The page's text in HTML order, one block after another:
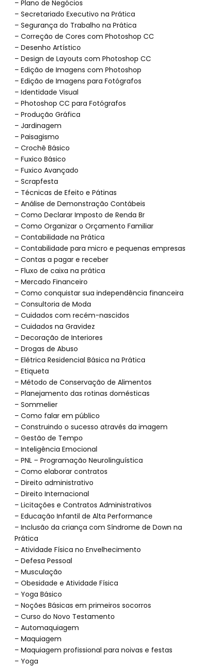
– Plano de Negócios
– Secretariado Executivo na Prática
– Segurança do Trabalho na Prática
– Correção de Cores com Photoshop CC
– Desenho Artístico
– Design de Layouts com Photoshop CC
– Edição de Imagens com Photoshop
– Edição de Imagens para Fotógrafos
– Identidade Visual
– Photoshop CC para Fotógrafos
– Produção Gráfica
– Jardinagem
– Paisagismo
– Crochê Básico
– Fuxico Básico
– Fuxico Avançado
– Scrapfesta
– Técnicas de Efeito e Pátinas
– Análise de Demonstração Contábeis
– Como Declarar Imposto de Renda Br
– Como Organizar o Orçamento Familiar
– Contabilidade na Prática
– Contabilidade para micro e pequenas empresas
– Contas a pagar e receber
– Fluxo de caixa na prática
– Mercado Financeiro
– Como conquistar sua independência financeira
– Consultoria de Moda
– Cuidados com recém-nascidos
– Cuidados na Gravidez
– Decoração de Interiores
– Drogas de Abuso
– Elétrica Residencial Básica na Prática
– Etiqueta
– Método de Conservação de Alimentos
– Planejamento das rotinas domésticas
– Sommelier
– Como falar em público
– Construindo o sucesso através da imagem
– Gestão de Tempo
– Inteligência Emocional
– PNL – Programação Neurolinguística
– Como elaborar contratos
– Direito administrativo
– Direito Internacional
– Licitações e Contratos Administrativos
– Educação Infantil de Alta Performance
– Inclusão da criança com Síndrome de Down na
Prática
– Atividade Física no Envelhecimento
– Defesa Pessoal
– Musculação
– Obesidade e Atividade Física
– Yoga Básico
– Noções Básicas em primeiros socorros
– Curso do Novo Testamento
– Automaquiagem
– Maquiagem
– Maquiagem profissional para noivas e festas
– Yoga